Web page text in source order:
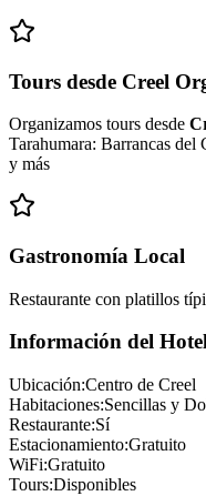
Tours desde Creel
Organizamos tours desde
Tarahumara: Barrancas
y más
Gastronomía Local
Restaurante con platillos
Información del
Ubicación:Centro de Creel
Habitaciones:Sencillas y
Restaurante:Sí
Estacionamiento:Gratuito
WiFi:Gratuito
Tours:Disponibles